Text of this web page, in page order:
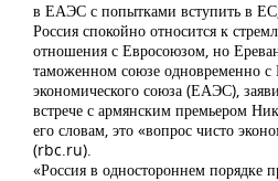
в ЕАЭС с попытками вступить в
Россия спокойно относится к
отношения с Евросоюзом, но
таможенном союзе одновременно с
экономического союза (ЕАЭС),
встрече с армянским премьером
его словам, это «вопрос чисто
(rbc.ru).
«Россия в одностороннем порядке